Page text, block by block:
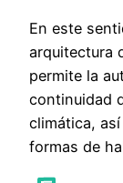
En este
arquitectura
permite la
continuidad
climática,
formas de